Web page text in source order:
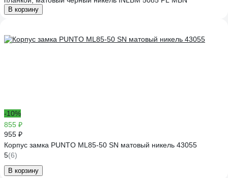
В корзину
-10%
855 ₽
955 ₽
Корпус замка PUNTO ML85-50 SN матовый никель 43055
5(6)
В корзину